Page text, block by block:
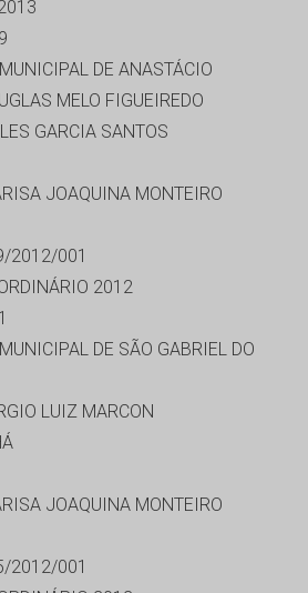
DE ANASTÁCIO
MELO FIGUEIREDO
GARCIA SANTOS
JOAQUINA MONTEIRO
2012/001
2012
DE SÃO GABRIEL DO
LUIZ MARCON
JOAQUINA MONTEIRO
2012/001